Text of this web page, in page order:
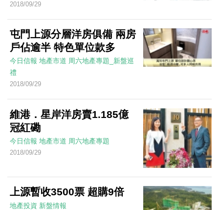
2018/09/29
屯門上源分層洋房俱備 兩房
戶佔逾半 特色單位款多
今日信報 地產市道 周六地產專題_新盤巡
禮
2018/09/29
維港．星岸洋房賣1.185億
冠紅磡
今日信報 地產市道 周六地產專題
2018/09/29
上源暫收3500票 超購9倍
地產投資 新盤情報